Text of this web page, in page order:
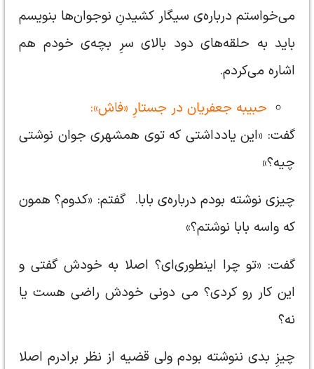
می‌خواستم درباره‌ی سیگار کشیدنِ نوجوان‌ها بنویسم
باید به حلقه‌های دود بالای سرِ بچه‌ی خودم هم
اشاره می‌کردم.
حبیبه جعفریان در جستارِ «فاش»:
گفت: «اين يادداشتی كه توی همشهری جوان نوشتی
چيه؟»
چيزی نوشته بودم درباره‌ی بابا. گفتم: «كدوم؟ همون
كه واسه بابا نوشتم؟»
گفت: «تو چرا اينطوری‌ای؟ اصلا به خودش گفتی و
اين كار رو كردی؟ می دونی خودش راضی هست يا
نه؟
چيزِ بدی ننوشته بودم ولی قضيه از نظر برادرم اصلا